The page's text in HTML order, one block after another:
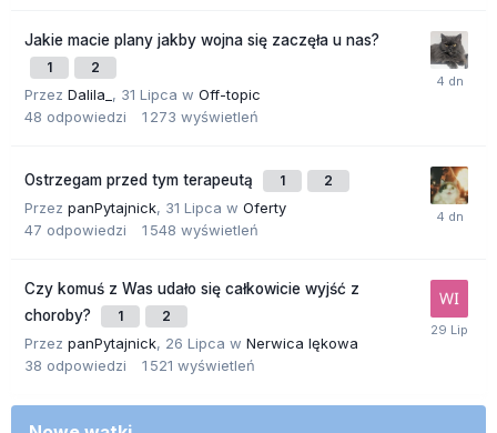
Jakie macie plany jakby wojna się zaczęła u nas?
1 2
Przez Dalila_ , 31 Lipca w Off-topic
48 odpowiedzi 1 273 wyświetleń
Ostrzegam przed tym terapeutą 1 2
Przez panPytajnick, 31 Lipca w Oferty
47 odpowiedzi 1 548 wyświetleń
Czy komuś z Was udało się całkowicie wyjść z
choroby?
1 2
Przez panPytajnick, 26 Lipca w Nerwica lękowa
38 odpowiedzi 1 521 wyświetleń